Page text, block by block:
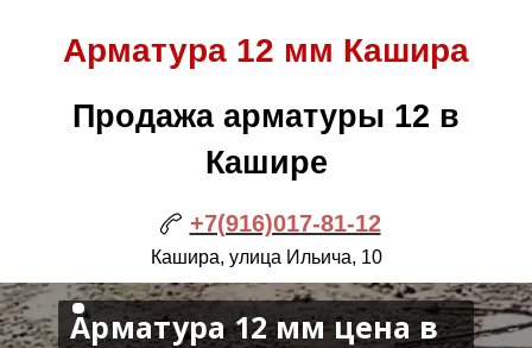
Арматура 12 мм Кашира
Продажа арматуры 12 в
Кашире
+7(916)017-81-12
Кашира, улица Ильича, 10
Арматура 12 мм цена в